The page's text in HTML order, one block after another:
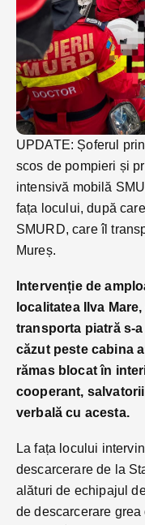
UPDATE: Șoferul
scos de pompieri și
intensivă mobilă
fața locului, după
SMURD, care îl
Mureș.
Intervenție de
localitatea Ilva
transporta piatră s-
căzut peste cabina
rămas blocat în
cooperant,
verbală cu acesta.
La fața locului
descarcerare de la
alături de echipajul
de descarcerare